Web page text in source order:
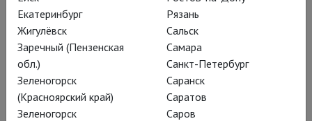
Байрёйтском фестивале в партии Даланда («Летучий
Голландец»), в 2013 году исполнил там партию Хундинга
(«Валькирия»). Также исполняет партии Зарастро
(«Волшебная флейта»), Осмина («Похищение из сераля»),
Рокко («Фиделио»), Фиеско («Симон Бокканегра»), Отца-
настоятеля («Сила судьбы»), Аркеля («Пеллеас и
Мелизанда»).
Екатеринбург
Жигулёвск
Заречный (Пензенская
обл.)
Зеленогорск
(Красноярский край)
Зеленогорск
Рязань
Сальск
Самара
Санкт-Петербург
Саранск
Саратов
Саров